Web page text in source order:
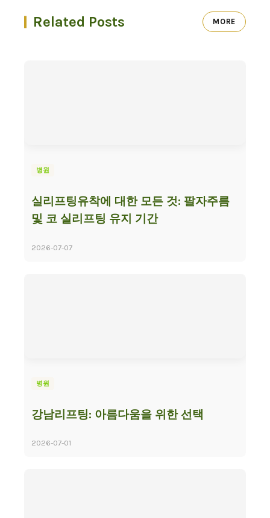
Related Posts MORE
병원
실리프팅유착에 대한 모든 것: 팔자주름
및 코 실리프팅 유지 기간
2026-07-07
병원
강남리프팅: 아름다움을 위한 선택
2026-07-01